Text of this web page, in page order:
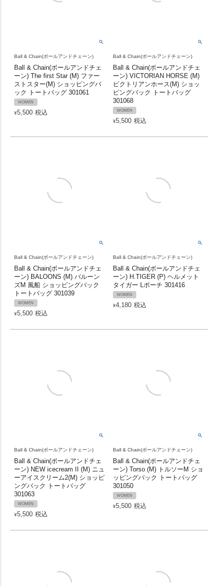
Ball & Chain(ボールアンドチェーン)
Ball & Chain(ボールアンドチェ
ーン) The first Star (M) ファー
ストスター(M) ショッピングバ
ック トートバッグ 301061
WOMEN
¥5,500 税込
Ball & Chain(ボールアンドチェーン)
Ball & Chain(ボールアンドチェ
ーン) VICTORIAN HORSE (M)
ビクトリアンホース(M) ショッ
ピングバック トートバッグ
301068
WOMEN
¥5,500 税込
Ball & Chain(ボールアンドチェーン)
Ball & Chain(ボールアンドチェ
ーン) BALOONS (M) バルーン
ズM 風船 ショッピングバック
トートバッグ 301039
WOMEN
¥5,500 税込
Ball & Chain(ボールアンドチェーン)
Ball & Chain(ボールアンドチェ
ーン) H.TIGER (P) ヘルメット
タイガー Lポーチ 301416
WOMEN
¥4,180 税込
Ball & Chain(ボールアンドチェーン)
Ball & Chain(ボールアンドチェ
ーン) NEW icecream II (M) ニュ
ーアイスクリーム2(M) ショッピ
ングバック トートバッグ
301063
WOMEN
¥5,500 税込
Ball & Chain(ボールアンドチェーン)
Ball & Chain(ボールアンドチェ
ーン) Torso (M) トルソーM ショ
ッピングバック トートバッグ
301050
WOMEN
¥5,500 税込